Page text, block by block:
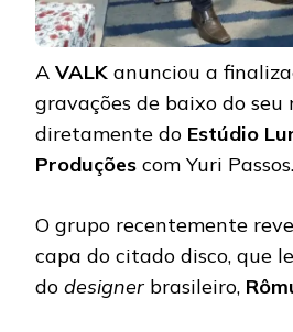
A VALK anunciou a
gravações de baixo do seu
diretamente do Estúdio
Produções com Yuri Passos.
O grupo recentemente
capa do citado disco, que
do designer brasileiro,